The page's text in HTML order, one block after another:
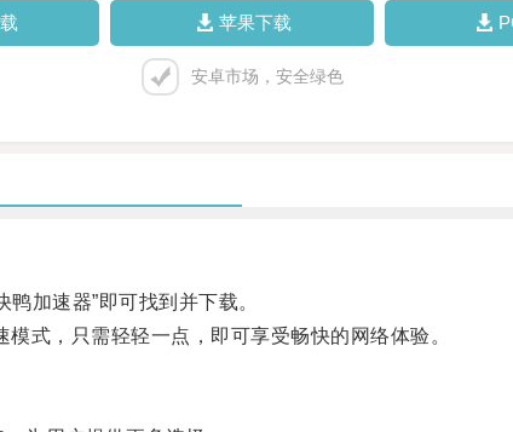
苹果下载
安卓市场，安全绿色
加速器”即可找到并下载。
，只需轻轻一点，即可享受畅快的网络体验。